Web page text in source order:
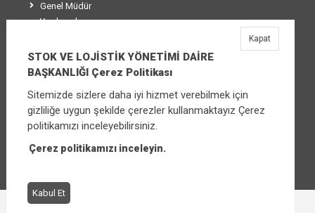
Genel Müdür
Yardımcılarımız
STOK VE LOJİSTİK YÖNETİMİ DAİRE
BAŞKANLIĞI
Üniversiteler Mahallesi Şehit Mehmet Bayraktar
Caddesi No:3 Çankaya/Ankara
STOK VE LOJİSTİK YÖNETİMİ DAİRE
BAŞKANLIĞI Çerez Politikası
Sitemizde sizlere daha iyi hizmet verebilmek için
gizliliğe uygun şekilde çerezler kullanmaktayız Çerez
politikamızı inceleyebilirsiniz.
Çerez politikamızı inceleyin.
Kabul Et
Kapat